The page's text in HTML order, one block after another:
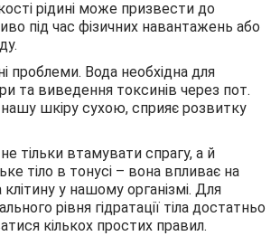
рідині може призвести до
під час фізичних навантажень або
проблеми. Вода необхідна для
та виведення токсинів через пот.
шкіру сухою, сприяє розвитку
тільки втамувати спрагу, а й
тіло в тонусі – вона впливає на
у нашому організмі. Для
рівня гідратації тіла достатньо
кількох простих правил.